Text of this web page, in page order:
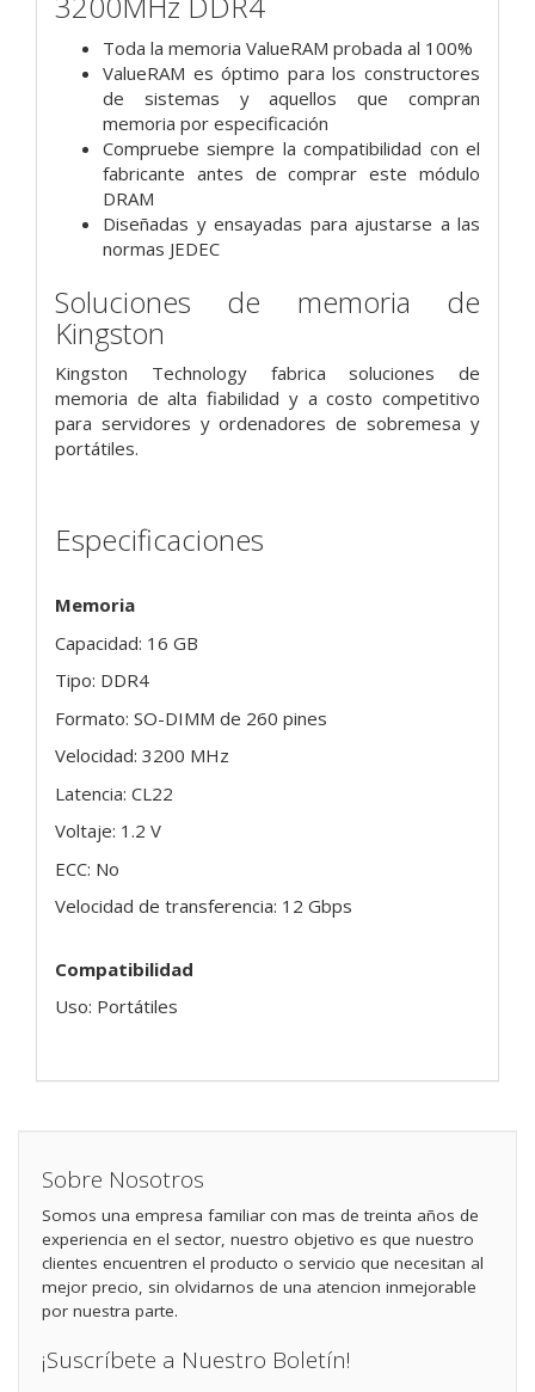
Toda la memoria ValueRAM probada al 100%
ValueRAM es óptimo para los constructores
de sistemas y aquellos que compran
memoria por especificación
Compruebe siempre la compatibilidad con el
fabricante antes de comprar este módulo
DRAM
Diseñadas y ensayadas para ajustarse a las
normas JEDEC
Soluciones de memoria de
Kingston
Kingston Technology fabrica soluciones de
memoria de alta fiabilidad y a costo competitivo
para servidores y ordenadores de sobremesa y
portátiles.
Especificaciones
Memoria
Capacidad: 16 GB
Tipo: DDR4
Formato: SO-DIMM de 260 pines
Velocidad: 3200 MHz
Latencia: CL22
Voltaje: 1.2 V
ECC: No
Velocidad de transferencia: 12 Gbps
Compatibilidad
Uso: Portátiles
Sobre Nosotros
Somos una empresa familiar con mas de treinta años de
experiencia en el sector, nuestro objetivo es que nuestro
clientes encuentren el producto o servicio que necesitan al
mejor precio, sin olvidarnos de una atencion inmejorable
por nuestra parte.
¡Suscríbete a Nuestro Boletín!